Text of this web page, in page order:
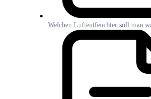
Welchen Luftentfeuchter soll man